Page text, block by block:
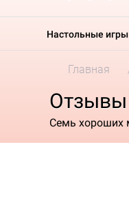
Настольные игры
Главная
Отзывы
Семь хороших